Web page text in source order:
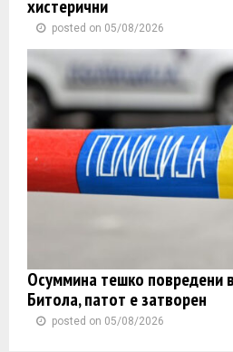
хистерични
posted on 05/08/2026
Осуммина тешко повредени
Битола, патот е затворен
posted on 05/08/2026